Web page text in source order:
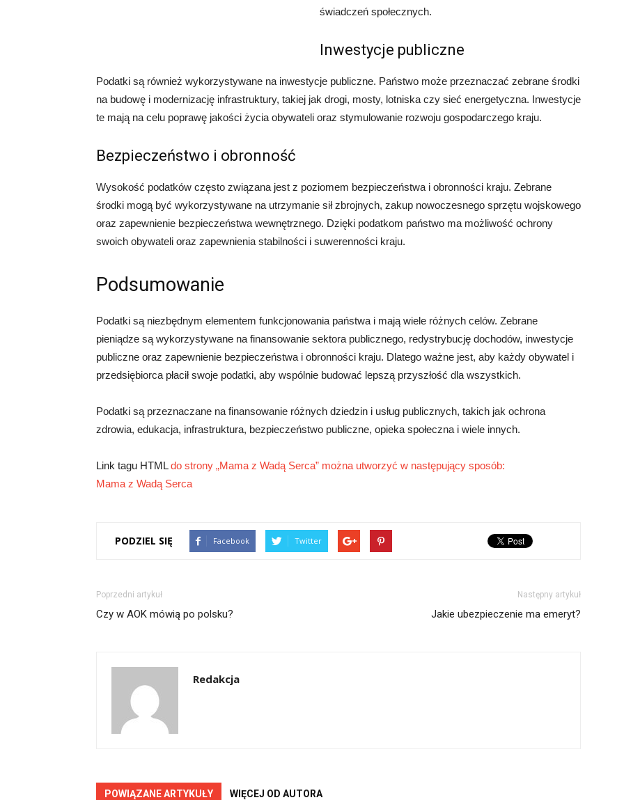
świadczeń społecznych.
Inwestycje publiczne
Podatki są również wykorzystywane na inwestycje publiczne. Państwo może przeznaczać zebrane środki
na budowę i modernizację infrastruktury, takiej jak drogi, mosty, lotniska czy sieć energetyczna. Inwestycje
te mają na celu poprawę jakości życia obywateli oraz stymulowanie rozwoju gospodarczego kraju.
Bezpieczeństwo i obronność
Wysokość podatków często związana jest z poziomem bezpieczeństwa i obronności kraju. Zebrane
środki mogą być wykorzystywane na utrzymanie sił zbrojnych, zakup nowoczesnego sprzętu wojskowego
oraz zapewnienie bezpieczeństwa wewnętrznego. Dzięki podatkom państwo ma możliwość ochrony
swoich obywateli oraz zapewnienia stabilności i suwerenności kraju.
Podsumowanie
Podatki są niezbędnym elementem funkcjonowania państwa i mają wiele różnych celów. Zebrane
pieniądze są wykorzystywane na finansowanie sektora publicznego, redystrybucję dochodów, inwestycje
publiczne oraz zapewnienie bezpieczeństwa i obronności kraju. Dlatego ważne jest, aby każdy obywatel i
przedsiębiorca płacił swoje podatki, aby wspólnie budować lepszą przyszłość dla wszystkich.
Podatki są przeznaczane na finansowanie różnych dziedzin i usług publicznych, takich jak ochrona
zdrowia, edukacja, infrastruktura, bezpieczeństwo publiczne, opieka społeczna i wiele innych.
Link tagu HTMLdo strony „Mama z Wadą Serca” można utworzyć w następujący sposób:
Mama z Wadą Serca
PODZIEL SIĘ Facebook Twitter
Poprzedni artykuł
Czy w AOK mówią po polsku?
Następny artykuł
Jakie ubezpieczenie ma emeryt?
Redakcja
POWIĄZANE ARTYKUŁY WIĘCEJ OD AUTORA